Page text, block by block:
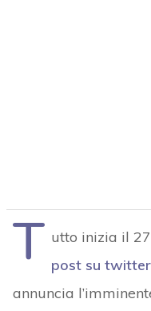
T utto inizia il
post su twitter
annuncia